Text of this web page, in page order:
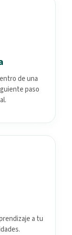
de una
paso
a tu